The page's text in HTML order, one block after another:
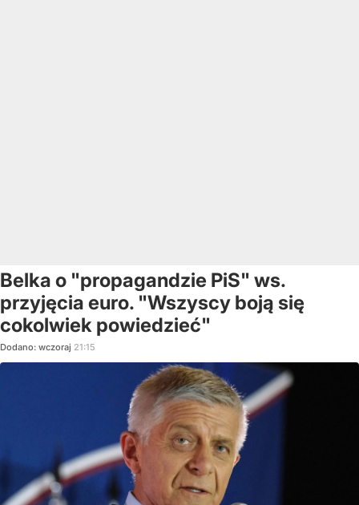
Belka o "propagandzie PiS" ws.
przyjęcia euro. "Wszyscy boją się
cokolwiek powiedzieć"
Dodano: wczoraj 21:15